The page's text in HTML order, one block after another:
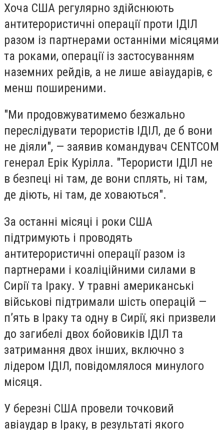
Хоча США регулярно здійснюють
антитерористичні операції проти ІДІЛ
разом із партнерами останніми місяцями
та роками, операції із застосуванням
наземних рейдів, а не лише авіаударів, є
менш поширеними.
"Ми продовжуватимемо безжально
переслідувати терористів ІДІЛ, де б вони
не діяли", — заявив командувач CENTCOM
генерал Ерік Курілла. "Терористи ІДІЛ не
в безпеці ні там, де вони сплять, ні там,
де діють, ні там, де ховаються".
За останні місяці і роки США
підтримують і проводять
антитерористичні операції разом із
партнерами і коаліційними силами в
Сирії та Іраку. У травні американські
військові підтримали шість операцій —
п’ять в Іраку та одну в Сирії, які призвели
до загибелі двох бойовиків ІДІЛ та
затримання двох інших, включно з
лідером ІДІЛ, повідомлялося минулого
місяця.
У березні США провели точковий
авіаудар в Іраку, в результаті якого